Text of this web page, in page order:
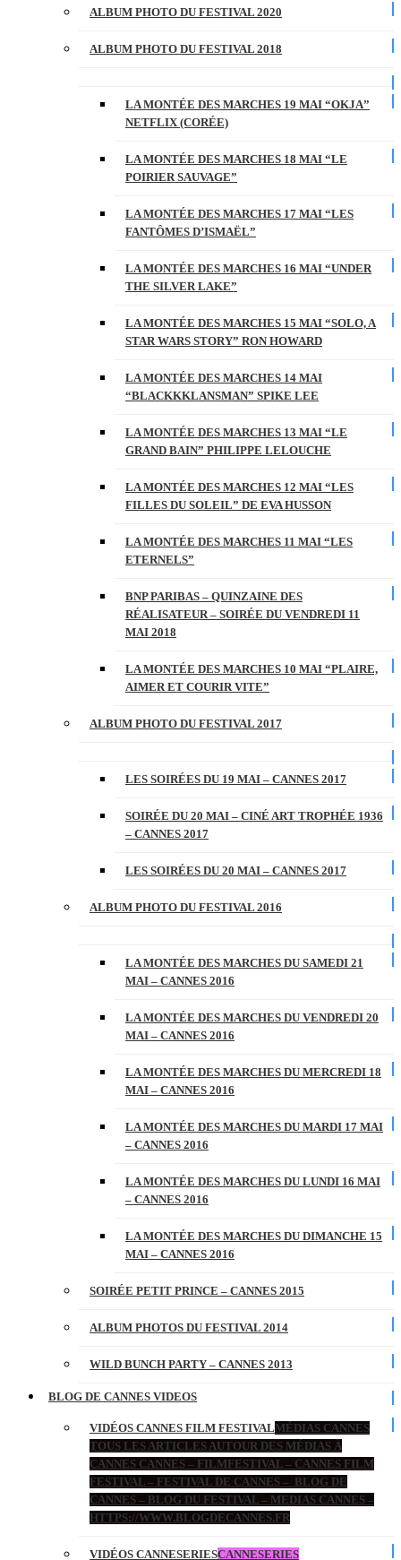
ALBUM PHOTO DU FESTIVAL 2020
ALBUM PHOTO DU FESTIVAL 2018
LA MONTÉE DES MARCHES 19 MAI “OKJA”
NETFLIX (CORÉE)
LA MONTÉE DES MARCHES 18 MAI “LE
POIRIER SAUVAGE”
LA MONTÉE DES MARCHES 17 MAI “LES
FANTÔMES D’ISMAËL”
LA MONTÉE DES MARCHES 16 MAI “UNDER
THE SILVER LAKE”
LA MONTÉE DES MARCHES 15 MAI “SOLO, A
STAR WARS STORY” RON HOWARD
LA MONTÉE DES MARCHES 14 MAI
“BLACKKKLANSMAN” SPIKE LEE
LA MONTÉE DES MARCHES 13 MAI “LE
GRAND BAIN” PHILIPPE LELOUCHE
LA MONTÉE DES MARCHES 12 MAI “LES
FILLES DU SOLEIL” DE EVA HUSSON
LA MONTÉE DES MARCHES 11 MAI “LES
ETERNELS”
BNP PARIBAS – QUINZAINE DES
RÉALISATEUR – SOIRÉE DU VENDREDI 11
MAI 2018
LA MONTÉE DES MARCHES 10 MAI “PLAIRE,
AIMER ET COURIR VITE”
ALBUM PHOTO DU FESTIVAL 2017
LES SOIRÉES DU 19 MAI – CANNES 2017
SOIRÉE DU 20 MAI – CINÉ ART TROPHÉE 1936
– CANNES 2017
LES SOIRÉES DU 20 MAI – CANNES 2017
ALBUM PHOTO DU FESTIVAL 2016
LA MONTÉE DES MARCHES DU SAMEDI 21
MAI – CANNES 2016
LA MONTÉE DES MARCHES DU VENDREDI 20
MAI – CANNES 2016
LA MONTÉE DES MARCHES DU MERCREDI 18
MAI – CANNES 2016
LA MONTÉE DES MARCHES DU MARDI 17 MAI
– CANNES 2016
LA MONTÉE DES MARCHES DU LUNDI 16 MAI
– CANNES 2016
LA MONTÉE DES MARCHES DU DIMANCHE 15
MAI – CANNES 2016
SOIRÉE PETIT PRINCE – CANNES 2015
ALBUM PHOTOS DU FESTIVAL 2014
WILD BUNCH PARTY – CANNES 2013
BLOG DE CANNES VIDEOS
VIDÉOS CANNES FILM FESTIVALMÉDIAS CANNES
TOUS LES ARTICLES AUTOUR DES MÉDIAS À
CANNES CANNES – FILMFESTIVAL – CANNES FILM
FESTIVAL – FESTIVAL DE CANNES – BLOG DE
CANNES – BLOG DU FESTIVAL – MEDIAS CANNES –
HTTPS://WWW.BLOGDECANNES.FR
VIDÉOS CANNESERIESCANNESERIES